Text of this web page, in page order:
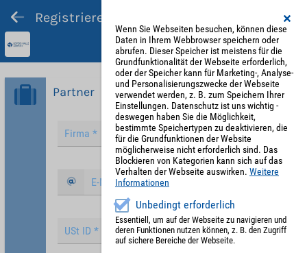
Registrieren und Angebot abgeben
Partner
Wenn Sie Webseiten besuchen, können diese
Daten in Ihrem Webbrowser speichern oder
abrufen. Dieser Speicher ist meistens für die
Grundfunktionalität der Webseite erforderlich,
oder der Speicher kann für Marketing-, Analyse-
und Personalisierungszwecke der Webseite
verwendet werden, z. B. zum Speichern Ihrer
Einstellungen. Datenschutz ist uns wichtig -
deswegen haben Sie die Möglichkeit,
bestimmte Speichertypen zu deaktivieren, die
für die Grundfunktionen der Website
möglicherweise nicht erforderlich sind. Das
Blockieren von Kategorien kann sich auf das
Verhalten der Webseite auswirken. Weitere
Informationen
Unbedingt erforderlich
Essentiell, um auf der Webseite zu navigieren und
deren Funktionen nutzen können, z. B. den Zugriff
auf sichere Bereiche der Webseite.